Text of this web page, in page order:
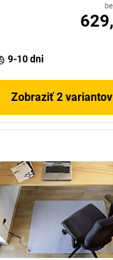
9-10 dni
Zobraziť 2 variantov